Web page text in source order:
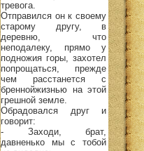
тревога.
Отправился он к своему
старому другу, в
деревню, что
неподалеку, прямо у
подножия горы, захотел
попрощаться, прежде
чем расстанется с
бреннойжизнью на этой
грешной земле.
Обрадовался друг и
говорит:
- Заходи, брат,
давненько мы с тобой